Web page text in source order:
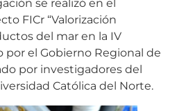
se realizó en el
FICr “Valorización
del mar en la IV
por el Gobierno Regional de
por investigadores del
Católica del Norte.